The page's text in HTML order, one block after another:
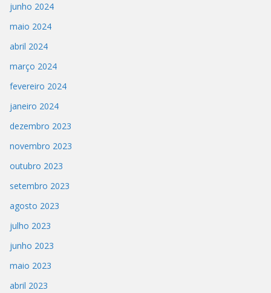
junho 2024
maio 2024
abril 2024
março 2024
fevereiro 2024
janeiro 2024
dezembro 2023
novembro 2023
outubro 2023
setembro 2023
agosto 2023
julho 2023
junho 2023
maio 2023
abril 2023